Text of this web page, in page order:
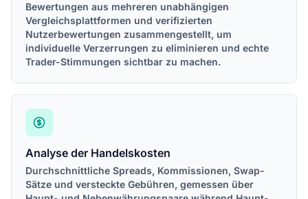
Bewertungen aus mehreren unabhängigen
Vergleichsplattformen und verifizierten
Nutzerbewertungen zusammengestellt, um
individuelle Verzerrungen zu eliminieren und echte
Trader-Stimmungen sichtbar zu machen.
Analyse der Handelskosten
Durchschnittliche Spreads, Kommissionen, Swap-
Sätze und versteckte Gebühren, gemessen über